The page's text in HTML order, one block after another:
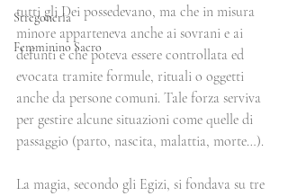
Stregoneria
Femminino Sacro
tutti gli Dei possedevano, ma che in misura
minore apparteneva anche ai sovrani e ai
defunti e che poteva essere controllata ed
evocata tramite formule, rituali o oggetti
anche da persone comuni. Tale forza serviva
per gestire alcune situazioni come quelle di
passaggio (parto, nascita, malattia, morte…).
La magia, secondo gli Egizi, si fondava su tre